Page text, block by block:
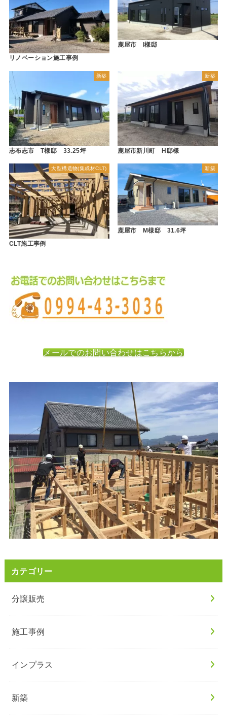
リノベーション施工事例
鹿屋市 I様邸
新築
志布志市 T様邸 33.25坪
新築
鹿屋市新川町 H邸様
大型構造物(集成材CLT)
CLT施工事例
新築
鹿屋市 M様邸 31.6坪
メールでのお問い合わせはこちらから
カテゴリー
分譲販売
施工事例
インプラス
新築